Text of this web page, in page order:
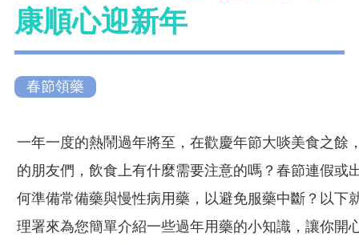
康順心迎新年
春節領藥
一年一度的熱鬧過年將至，在歡慶年節大啖美食之
餘，對於有在服藥的朋友們，飲食上有什麼需要注
意的嗎？春節連假或出遊期間，該如何準備常備藥
與慢性病用藥，以避免服藥中斷？以下就讓食品藥